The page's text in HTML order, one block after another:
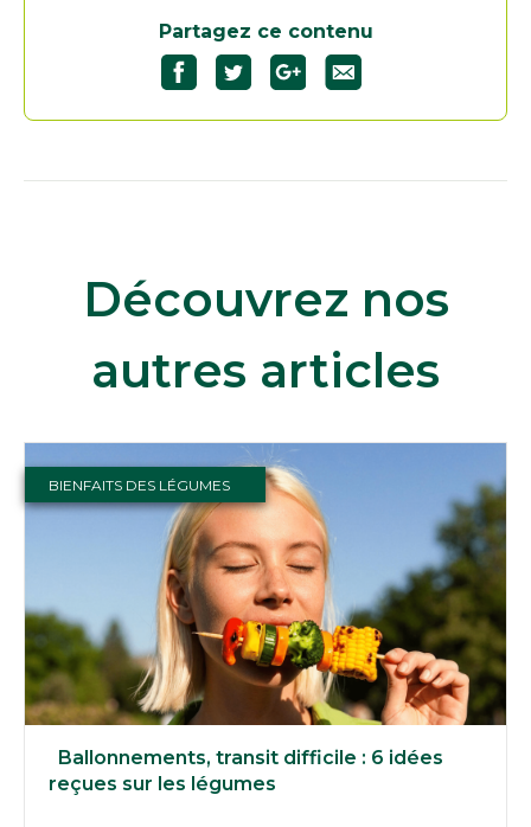
Partagez ce contenu
Découvrez nos
autres articles
BIENFAITS DES LÉGUMES
Ballonnements, transit difficile : 6 idées
reçues sur les légumes